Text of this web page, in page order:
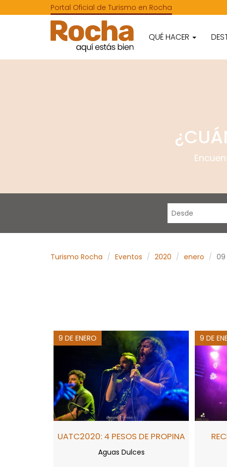
Portal Oficial de Turismo en Rocha
QUÉ HACER
Turismo Rocha Eventos 2020 enero 09
9 DE ENERO
UATC2020: 4 PESOS DE PROPINA
Aguas Dulces
9 DE